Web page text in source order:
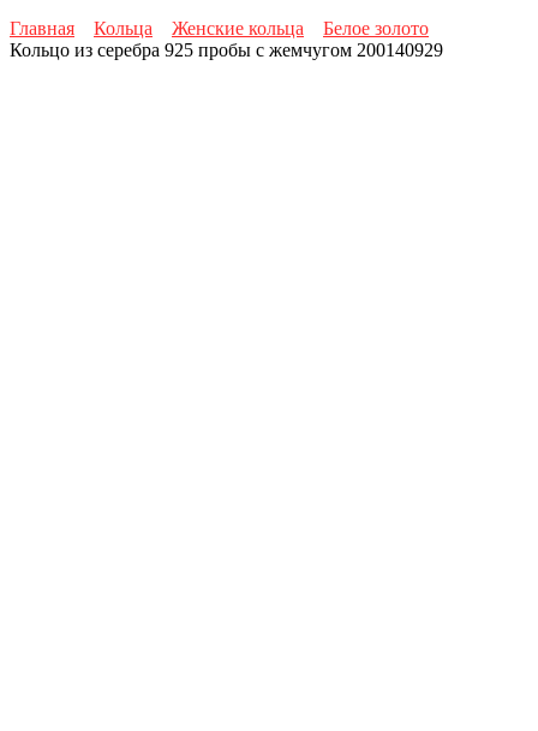
Главная
Кольца Женские кольца
Белое золото
Кольцо из серебра 925 пробы с жемчугом 200140929